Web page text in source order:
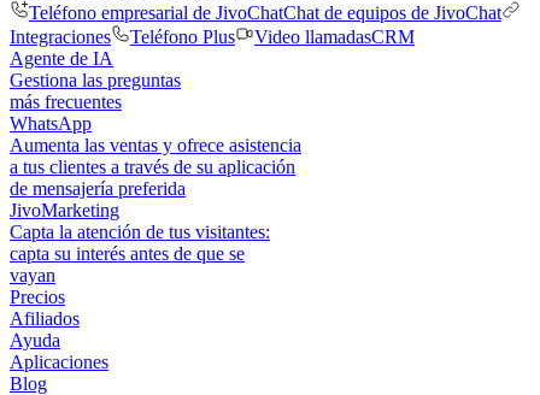
Teléfono empresarial de JivoChatChat de equipos de JivoChat
Integraciones
Teléfono Plus Video llamadasCRM
Agente de IA
Gestiona las preguntas
más frecuentes
WhatsApp
Aumenta las ventas y ofrece asistencia
a tus clientes a través de su aplicación
de mensajería preferida
JivoMarketing
Capta la atención de tus visitantes:
capta su interés antes de que se
vayan
Precios
Afiliados
Ayuda
Aplicaciones
Blog